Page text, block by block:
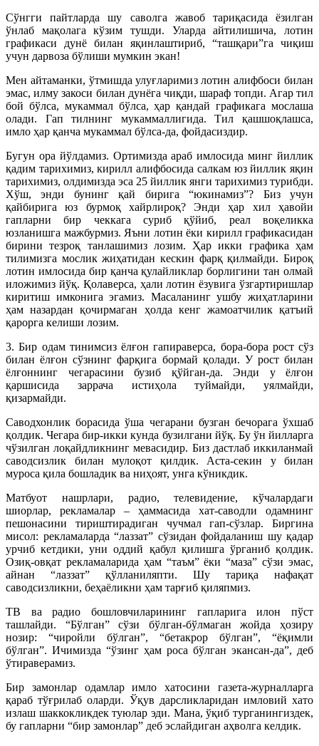
Сўнгги пайтларда шу саволга жавоб тариқасида ёзилган
ўнлаб мақолага кўзим тушди. Уларда айтилишича, лотин
графикаси дунё билан яқинлаштириб, “ташқари”га чиқиш
учун дарвоза бўлиши мумкин экан!
Мен айтаманки, ўтмишда улуғларимиз лотин алифбоси билан
эмас, илму закоси билан дунёга чиқди, шараф топди. Агар тил
бой бўлса, мукаммал бўлса, ҳар қандай графикага мослаша
олади. Гап тилнинг мукаммаллигида. Тил қашшоқлашса,
имло ҳар қанча мукаммал бўлса-да, фойдасиздир.
Бугун ора йўлдамиз. Ортимизда араб имлосида минг йиллик
қадим тарихимиз, кирилл алифбосида салкам юз йиллик яқин
тарихимиз, олдимизда эса 25 йиллик янги тарихимиз турибди.
Хўш, энди бунинг қай бирига “юкинамиз”? Биз учун
қайбирига юз бурмоқ хайрлироқ? Энди ҳар хил ҳавойи
гапларни бир чеккага суриб қўйиб, реал воқеликка
юзланишга мажбурмиз. Яъни лотин ёки кирилл графикасидан
бирини тезроқ танлашимиз лозим. Ҳар икки графика ҳам
тилимизга мослик жиҳатидан кес­кин фарқ қилмайди. Бироқ
лотин имлосида бир қанча қулайликлар борлигини тан олмай
иложимиз йўқ. Қолаверса, ҳали лотин ёзувига ўзгартиришлар
киритиш имконига эгамиз. Масаланинг ушбу жиҳатларини
ҳам назардан қочирмаган ҳолда кенг жамоатчилик қатъий
қарорга келиши лозим.
3. Бир одам тинимсиз ёлғон гапираверса, бора-бора рост сўз
билан ёлғон сўз­нинг фарқига бормай қолади. У рост билан
ёлғоннинг чегарасини бузиб қўйган-да. Энди у ёлғон
қаршисида заррача истиҳола туймайди, уялмайди,
қизармайди.
Саводхонлик борасида ўша чегарани бузган бечорага ўхшаб
қолдик. Чегара бир-икки кунда бузилгани йўқ. Бу ўн йилларга
чўзилган лоқайдликнинг мевасидир. Биз дастлаб иккиланмай
саводсизлик билан мулоқот қилдик. Аста-секин у билан
муроса қила бошладик ва ниҳоят, унга кўникдик.
Матбуот нашрлари, радио, телевидение, кўчалардаги
шиорлар, рек­ламалар – ҳаммасида хат-саводли одамнинг
пешонасини тириштирадиган чучмал гап-сўзлар. Биргина
мисол: рекламаларда “лаззат” сўзидан фойдаланиш шу қадар
урчиб кетдики, уни оддий қабул қилишга ўрганиб қолдик.
Озиқ-овқат рек­ламаларида ҳам “таъм” ёки “маза” сўзи эмас,
айнан “лаззат” қўлланиляпти. Шу тариқа нафақат
саводсизликни, беҳаёликни ҳам тарғиб қиляпмиз.
ТВ ва радио бошловчиларининг гап­ларига илон пўст
ташлайди. “Бўлган” сўзи бўлган-бўлмаган жойда ҳозиру
нозир: ­“чиройли бўлган”, “бетакрор бўлган”, “ёқимли
бўлган”. Ичимизда “ўзинг ҳам роса бўлган экансан-да”, деб
ўти­раверамиз.
Бир замонлар одамлар имло хатосини газета-журналларга
қараб тўғрилаб оларди. Ўқув дарсликларидан имловий хато
излаш шаккок­ликдек туюлар эди. Мана, ўқиб турганингиздек,
бу гап­ларни “бир замонлар” деб эслайдиган аҳволга келдик.